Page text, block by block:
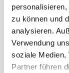
zu können und
analysieren.
Verwendung
soziale Medien,
Partner führen
68782 Brühl
Rheinstraße
76467